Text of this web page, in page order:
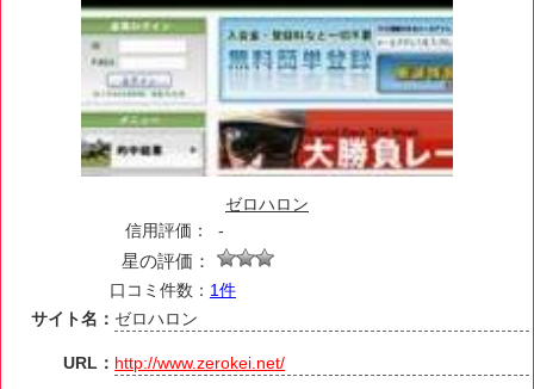
ゼロハロン
信用評価：
-
星の評価：
口コミ件数： 1件
サイト名： ゼロハロン
URL： http://www.zerokei.net/